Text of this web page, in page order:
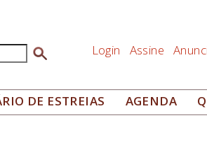
Login Assine
DE ESTREIAS AGENDA